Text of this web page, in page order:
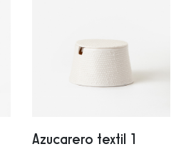
Azucarero textil 1